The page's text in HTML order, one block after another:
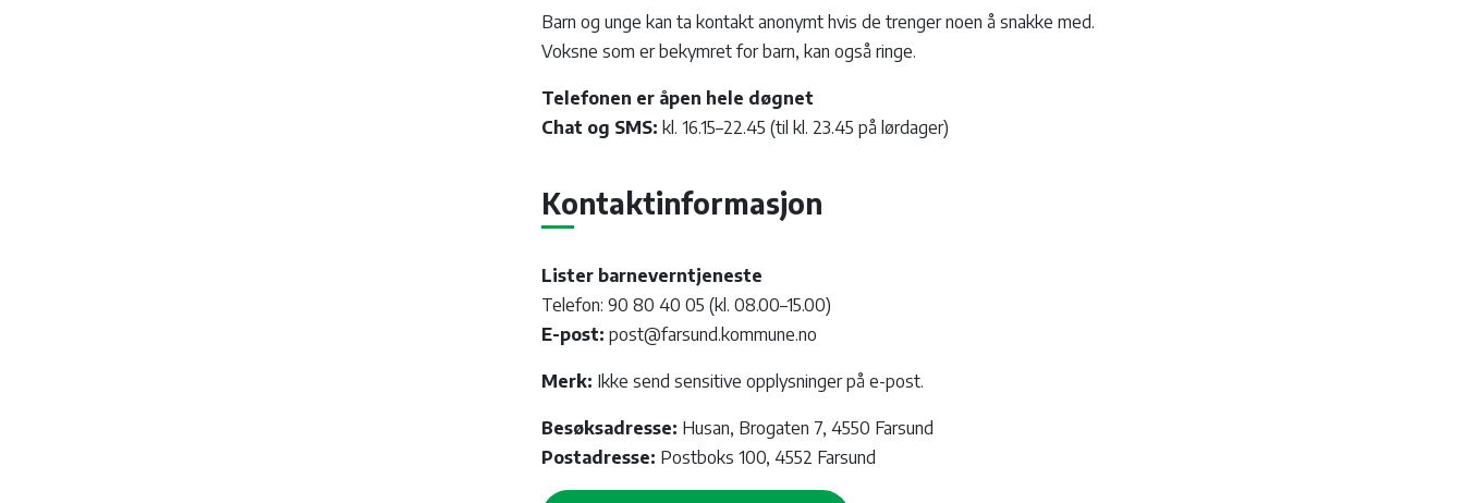
Barn og unge kan ta kontakt anonymt hvis de trenger noen å snakke med.
Voksne som er bekymret for barn, kan også ringe.
Telefonen er åpen hele døgnet
Chat og SMS: kl. 16.15–22.45 (til kl. 23.45 på lørdager)
Kontaktinformasjon
Lister barneverntjeneste
Telefon: 90 80 40 05 (kl. 08.00–15.00)
E-post: post@farsund.kommune.no
Merk: Ikke send sensitive opplysninger på e-post.
Besøksadresse: Husan, Brogaten 7, 4550 Farsund
Postadresse: Postboks 100, 4552 Farsund